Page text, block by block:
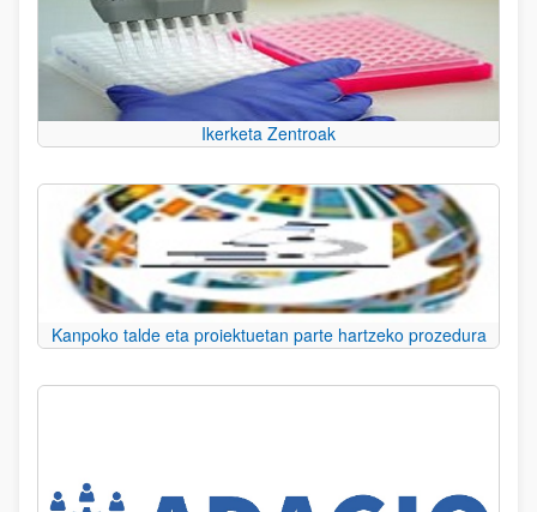
Ikerketa Zentroak
Kanpoko talde eta proiektuetan parte hartzeko prozedura